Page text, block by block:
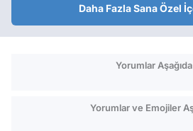
Daha Fazla Sana Özel
Yorumlar Aşağıda
Yorumlar ve Emojiler